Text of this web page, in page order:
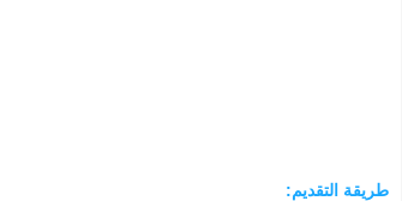
طريقة التقديم: